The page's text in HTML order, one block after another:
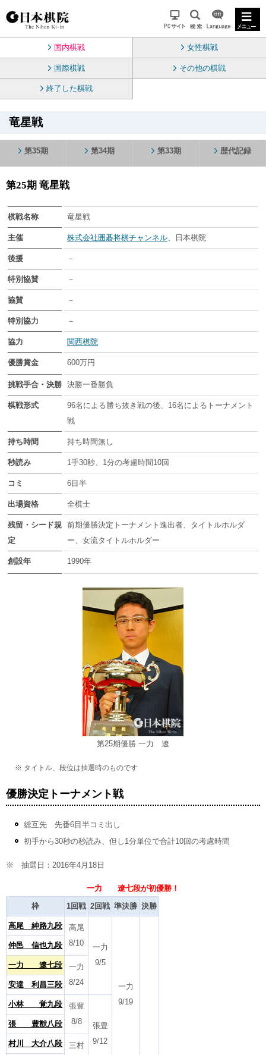
国内棋戦 女性棋戦
国際棋戦 その他の棋戦
終了した棋戦
竜星戦
第35期 第34期 第33期 歴代記録
第25期 竜星戦
棋戦名称 竜星戦
主催 株式会社囲碁将棋チャンネル 、日本棋院
後援 －
特別協賛 －
協賛 －
特別協力 －
協力 関西棋院
優勝賞金 600万円
挑戦手合・決勝 決勝一番勝負
棋戦形式
96名による勝ち抜き戦の後、16名によるトーナメント
戦
持ち時間 持ち時間無し
秒読み 1手30秒、1分の考慮時間10回
コミ 6目半
出場資格 全棋士
残留・シード規
定
前期優勝決定トーナメント進出者、タイトルホルダ
ー、女流タイトルホルダー
創設年 1990年
第25期優勝 一力 遼
※ タイトル、段位は抽選時のものです
優勝決定トーナメント戦
総互先 先番6目半コミ出し
初手から30秒の秒読み、但し1分単位で合計10回の考慮時間
※ 抽選日：2016年4月18日
一力 遼七段が初優勝！
枠
1回戦 2回戦 準決勝 決勝
高尾 紳路九段
高尾
8/10
一力
9/5
一力
9/19
仲邑 信也九段
一力 遼七段
一力
8/24
安達 利昌三段
小林 覚九段
張豊
8/8
張豊
9/12
張 豊猷八段
村川 大介八段
三村